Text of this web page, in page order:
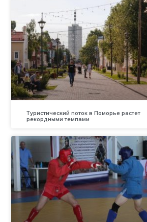
Туристический поток в Поморье растет
рекордными темпами